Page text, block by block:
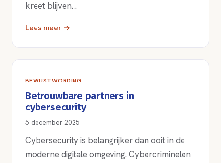
kreet blijven…
Lees meer →
BEWUSTWORDING
Betrouwbare partners in
cybersecurity
5 december 2025
Cybersecurity is belangrijker dan ooit in de
moderne digitale omgeving. Cybercriminelen